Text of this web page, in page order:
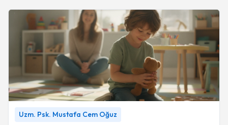
Uzm. Psk. Mustafa Cem Oğuz
Uzm. Psk. Mustafa Cem Oğuz